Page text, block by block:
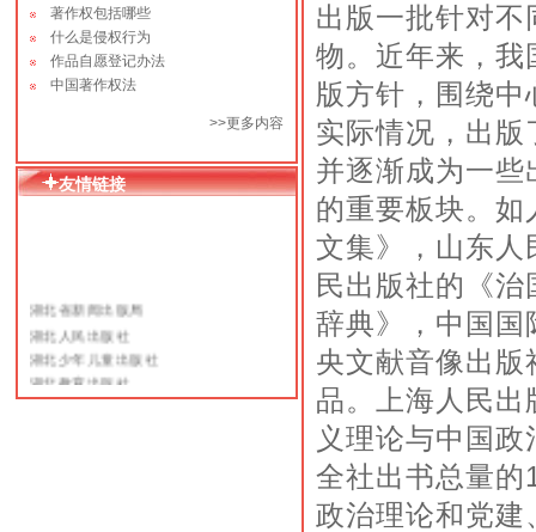
著作权包括哪些
什么是侵权行为
作品自愿登记办法
中国著作权法
>>更多内容
友情链接
湖北人民出版社
湖北少年儿童出版社
湖北教育出版社
译林出版社
出版一批针对
物。近年来，我
版方针，围绕
实际情况，出
并逐渐成为一
的重要板块。
文集》，山东人
民出版社的《
辞典》，中国国
央文献音像出
品。上海人民出
义理论与中国
全社出书总量的
政治理论和党建